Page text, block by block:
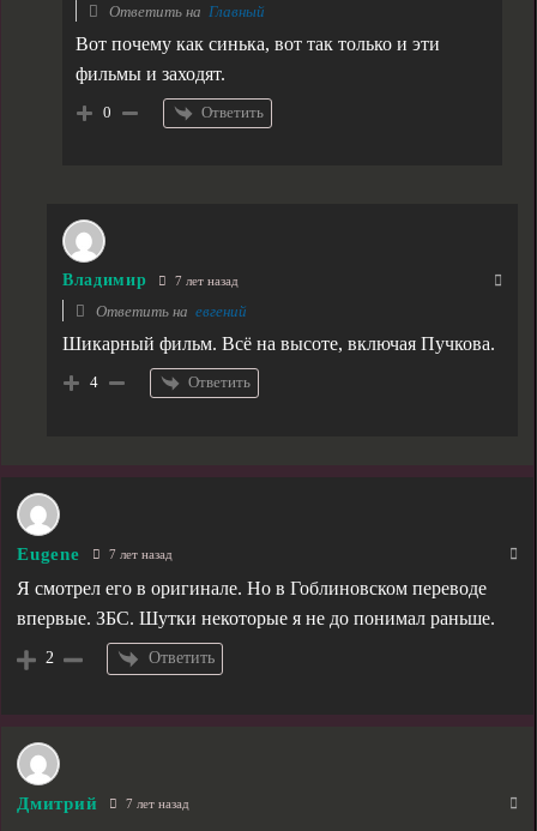
Ответить на Главный
Вот почему как синька, вот так только и эти
фильмы и заходят.
0 Ответить
Владимир 7 лет назад
Ответить на евгений
Шикарный фильм. Всё на высоте, включая Пучкова.
4 Ответить
Eugene 7 лет назад
Я смотрел его в оригинале. Но в Гоблиновском переводе
впервые. ЗБС. Шутки некоторые я не до понимал раньше.
2 Ответить
Дмитрий 7 лет назад